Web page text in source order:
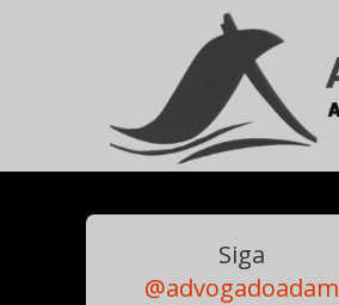
Siga
@advogadoadam